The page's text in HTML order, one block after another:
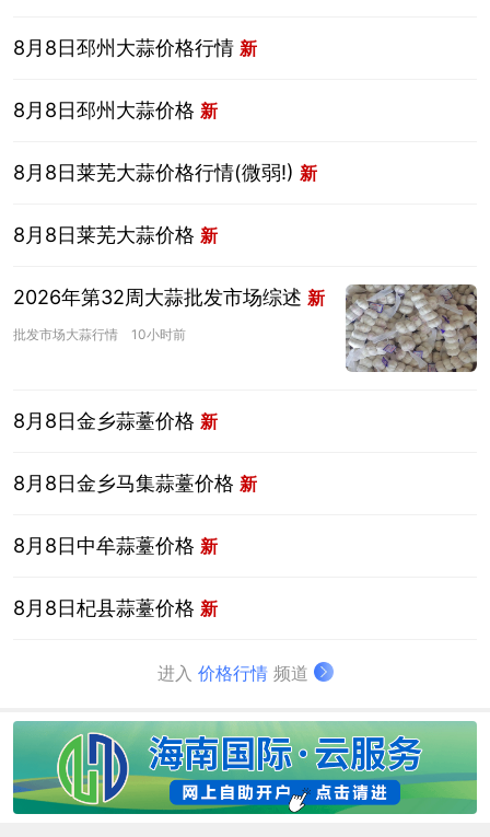
8月8日邳州大蒜价格行情 新
8月8日邳州大蒜价格 新
8月8日莱芜大蒜价格行情(微弱!) 新
8月8日莱芜大蒜价格 新
2026年第32周大蒜批发市场综述 新
批发市场大蒜行情 10小时前
8月8日金乡蒜薹价格 新
8月8日金乡马集蒜薹价格 新
8月8日中牟蒜薹价格 新
8月8日杞县蒜薹价格 新
进入 价格行情频道